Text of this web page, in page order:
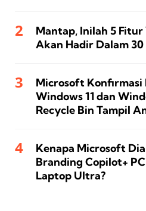
Mantap, Inilah 5 Fitur
Akan Hadir Dalam
Microsoft Konfirmasi
Windows 11 dan
Recycle Bin Tampil
Kenapa Microsoft
Branding Copilot+
Laptop Ultra?